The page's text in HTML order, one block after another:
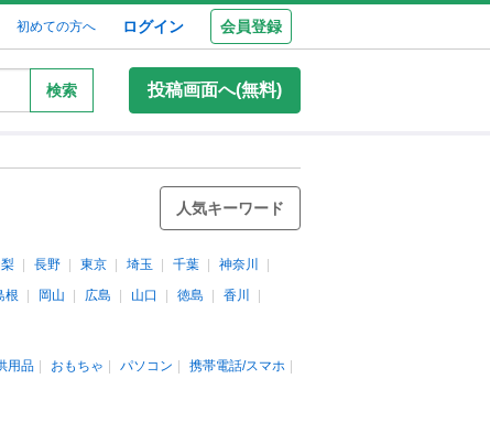
初めての方へ ログイン 会員登録
検索 投稿画面へ(無料)
人気キーワード
長野 東京 埼玉 千葉
神奈川
根 岡山 広島 山口 徳島
香川
用品 おもちゃ パソコン
携帯電話/スマホ